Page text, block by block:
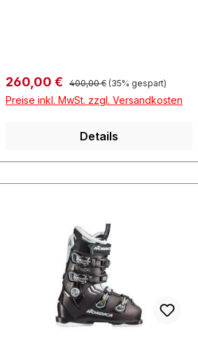
Verkaufspreis:
260,00 € Regulärer Preis:
400,00 € (35% gespart)
Preise inkl. MwSt. zzgl. Versandkosten
Details